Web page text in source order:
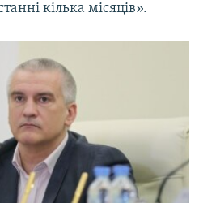
кілька місяців».